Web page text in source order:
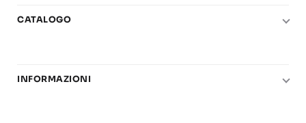
CATALOGO
Chitarra
INFORMAZIONI